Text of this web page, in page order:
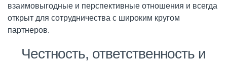
взаимовыгодные и перспективные отношения и всегда
открыт для сотрудничества с широким кругом
партнеров.
Честность, ответственность и